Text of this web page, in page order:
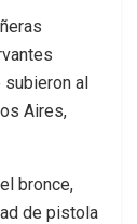
subieron al
Aires,
bronce,
de pistola